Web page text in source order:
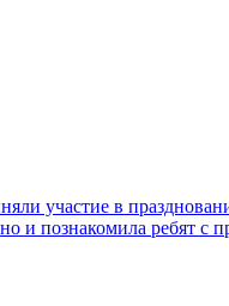
участие в
и познакомила ребят с